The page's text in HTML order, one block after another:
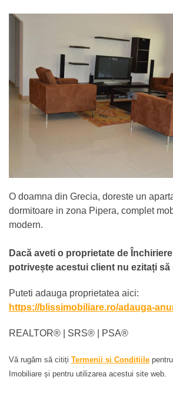
O doamna din Grecia, doreste un
dormitoare in zona Pipera, complet
modern.
Dacă aveti o proprietate de
potrivește acestui client nu ezitați să
Puteti adauga proprietatea aici:
https://blissimobiliare.ro/adauga-
REALTOR®️ | SRS®️ | PSA®️
Vă rugăm să citiți Termenii și Condițiile
Imobiliare și pentru utilizarea acestui site web.